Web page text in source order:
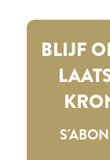
BLIJF